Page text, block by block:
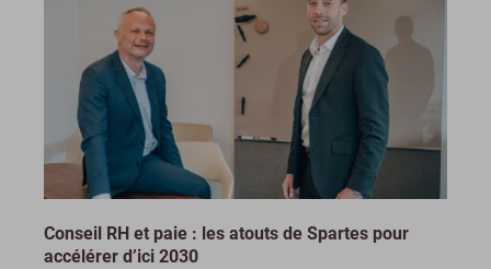
Conseil RH et paie : les atouts de Spartes pour
accélérer d’ici 2030